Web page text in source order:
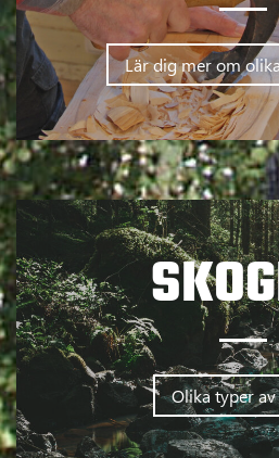
Lär dig mer om
Olika typer